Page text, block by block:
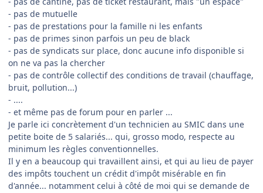
- pas de mutuelle
- pas de prestations pour la famille ni les enfants
- pas de primes sinon parfois un peu de black
- pas de syndicats sur place, donc aucune info disponible si
on ne va pas la chercher
- pas de contrôle collectif des conditions de travail (chauffage,
bruit, pollution...)
- ....
- et même pas de forum pour en parler ...
Je parle ici concrètement d'un technicien au SMIC dans une
petite boite de 5 salariés... qui, grosso modo, respecte au
minimum les règles conventionnelles.
Il y en a beaucoup qui travaillent ainsi, et qui au lieu de payer
des impôts touchent un crédit d'impôt misérable en fin
d'année... notamment celui à côté de moi qui se demande de